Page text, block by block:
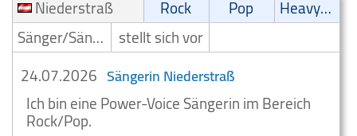
Niederstraß
Rock Pop
Heavy-Metal
Sänger/Sängerin stellt sich vor
24.07.2026 Sängerin Niederstraß
Ich bin eine Power-Voice Sängerin im Bereich
Rock/Pop.